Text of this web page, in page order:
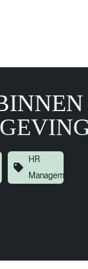
HR
Management